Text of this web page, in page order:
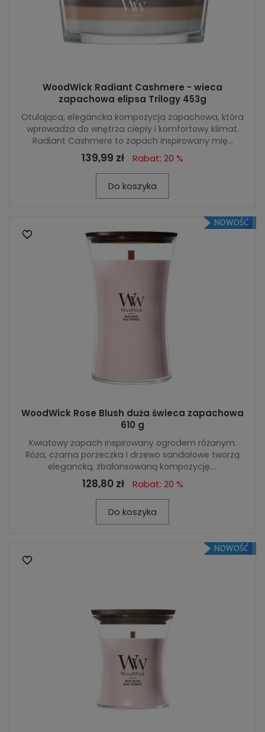
WoodWick Radiant Cashmere - wieca
zapachowa elipsa Trilogy 453g
Otulająca, elegancka kompozycja zapachowa, która
wprowadza do wnętrza ciepły i komfortowy klimat.
Radiant Cashmere to zapach inspirowany mię...
139,99 zł Rabat: 20 %
Do koszyka
WoodWick Rose Blush duża świeca zapachowa
610 g
Kwiatowy zapach inspirowany ogrodem różanym.
Róża, czarna porzeczka i drzewo sandałowe tworzą
elegancką, zbalansowaną kompozycję....
128,80 zł Rabat: 20 %
Do koszyka